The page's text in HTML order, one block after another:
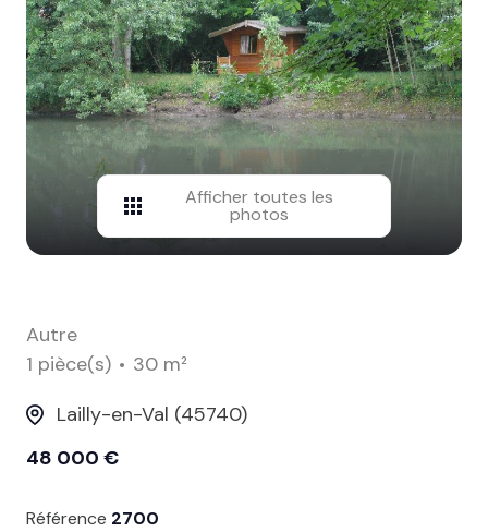
clients
contact
Afficher toutes les
photos
Autre
1 pièce(s)
30 m²
Lailly-en-Val (45740)
48 000 €
Référence 2700